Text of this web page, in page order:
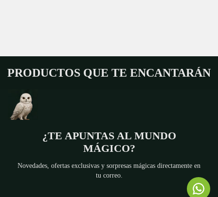
PRODUCTOS QUE TE ENCANTARÁN
¿TE APUNTAS AL MUNDO
MÁGICO?
Novedades, ofertas exclusivas y sorpresas mágicas directamente en
tu correo.